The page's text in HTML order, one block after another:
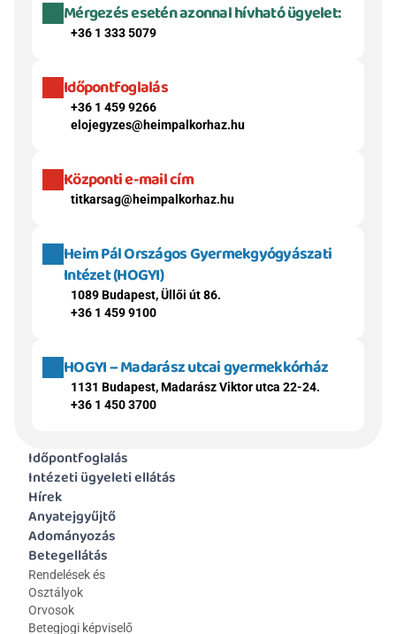
Mérgezés esetén azonnal hívható ügyelet:
+36 1 333 5079
Időpontfoglalás
+36 1 459 9266
elojegyzes@heimpalkorhaz.hu
Központi e-mail cím
titkarsag@heimpalkorhaz.hu
Heim Pál Országos Gyermekgyógyászati
Intézet (HOGYI)
1089 Budapest, Üllői út 86.
+36 1 459 9100
HOGYI – Madarász utcai gyermekkórház
1131 Budapest, Madarász Viktor utca 22-24.
+36 1 450 3700
Időpontfoglalás
Intézeti ügyeleti ellátás
Hírek
Anyatejgyűjtő
Adományozás
Betegellátás
Rendelések és
Osztályok
Orvosok
Betegjogi képviselő